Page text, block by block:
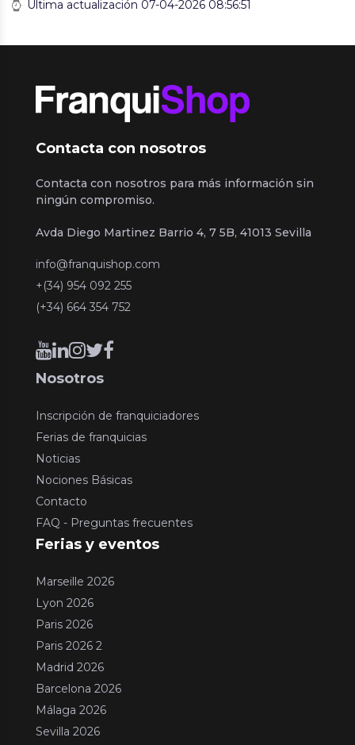
Última actualización 07-04-2026 08:56:51
Contacta con nosotros
Contacta con nosotros para más información sin
ningún compromiso.
Avda Diego Martinez Barrio 4, 7 5B, 41013 Sevilla
info@franquishop.com
+(34) 954 092 255
(+34) 664 354 752
Nosotros
Inscripción de franquiciadores
Ferias de franquicias
Noticias
Nociones Básicas
Contacto
FAQ - Preguntas frecuentes
Ferias y eventos
Marseille 2026
Lyon 2026
Paris 2026
Paris 2026 2
Madrid 2026
Barcelona 2026
Málaga 2026
Sevilla 2026